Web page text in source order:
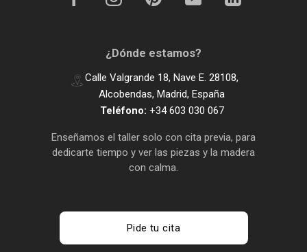
¿Dónde estamos?
Calle Valgrande 18, Nave E. 28108,
Alcobendas, Madrid, España
Teléfono: +34 603 030 067
Enseñamos el taller solo con cita previa, para
dedicarte tiempo y ver las piezas y la madera
con calma.
Pide tu cita